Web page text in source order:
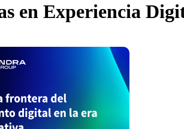
en Experiencia